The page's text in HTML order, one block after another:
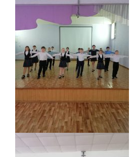
СВЕДЕНИЯ
ОТЗЫВЫ